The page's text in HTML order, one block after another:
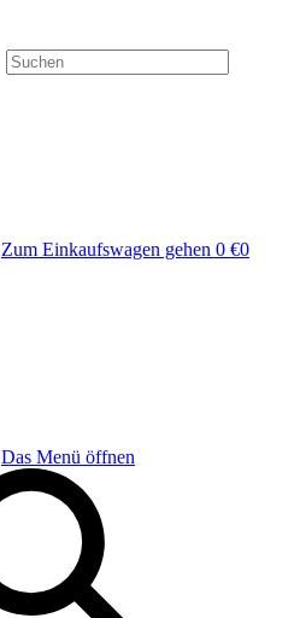
Zum Einkaufswagen gehen 0 €0
Das Menü öffnen